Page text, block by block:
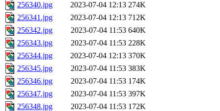
256340.jpg
2023-07-04 12:13 274K
256341.jpg
2023-07-04 12:13 712K
256342.jpg
2023-07-04 11:53 640K
256343.jpg
2023-07-04 11:53 228K
256344.jpg
2023-07-04 12:13 370K
256345.jpg
2023-07-04 11:53 383K
256346.jpg
2023-07-04 11:53 174K
256347.jpg
2023-07-04 11:53 397K
256348.jpg
2023-07-04 11:53 172K